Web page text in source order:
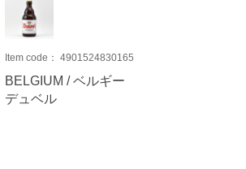
Item code： 4901524830165
BELGIUM / ベルギー
デュベル